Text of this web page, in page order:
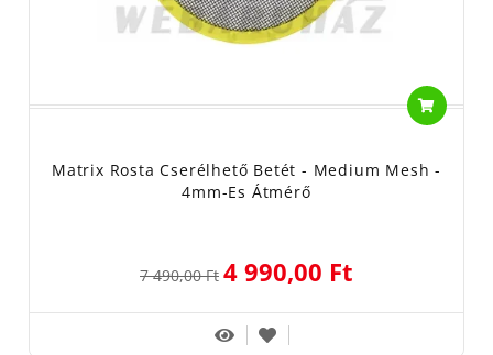
Matrix Rosta Cserélhető Betét - Medium Mesh -
4mm-Es Átmérő
7 490,00 Ft 4 990,00 Ft